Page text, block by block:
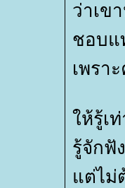
ว่าเข
ชอบแ
เพรา
ห้รู้เท่
รู้จักฟั
ต่ไม่ต้